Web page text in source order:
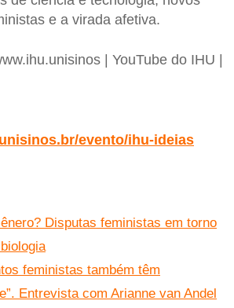
e a virada afetiva.
| YouTube do IHU |
evento/ihu-ideias
Disputas feministas em torno
feministas também têm
Entrevista com Arianne van Andel